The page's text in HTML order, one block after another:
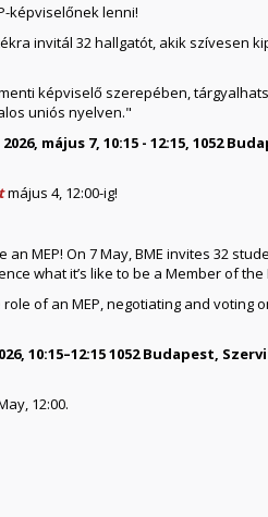
képviselőnek lenni!
invitál 32 hallgatót, akik szívesen
képviselő szerepében,
uniós nyelven."
május 7, 10:15 - 12:15, 1052
május 4, 12:00-ig!
an MEP! On 7 May, BME invites 32
what it’s like to be a Member of
of an MEP, negotiating and voting
10:15–12:15 1052 Budapest,
12:00.